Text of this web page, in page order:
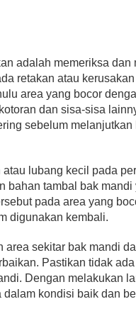
adalah memeriksa dan
retakan atau
area yang bocor
dan sisa-sisa
sebelum melanjutkan
lubang kecil pada
bahan tambal bak mandi
pada area yang
digunakan kembali.
sekitar bak mandi
Pastikan tidak
Dengan melakukan
kondisi baik dan